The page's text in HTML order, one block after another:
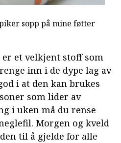
sopp på mine føtter
er et velkjent stoff som
inn i de dype lag av
i at den kan brukes
som lider av
i uken må du rense
Morgen og kveld
til å gjelde for alle